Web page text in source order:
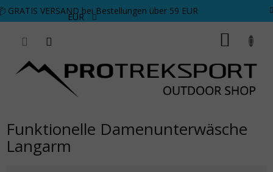
Zum Inhalt springen
GRATIS VERSAND bei Bestellungen über 59 EUR
EUR
Funktionelle Damenunterwäsche
Langarm